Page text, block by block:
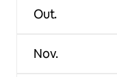
Out.
Nov.